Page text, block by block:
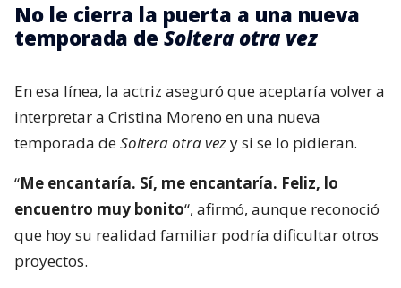
No le cierra la puerta a una nueva
temporada de Soltera otra vez
En esa línea, la actriz aseguró que aceptaría volver a
interpretar a Cristina Moreno en una nueva
temporada deSoltera otra vezy si se lo pidieran.
“Me encantaría. Sí, me encantaría. Feliz, lo
encuentro muy bonito“, afirmó, aunque reconoció
que hoy su realidad familiar podría dificultar otros
proyectos.